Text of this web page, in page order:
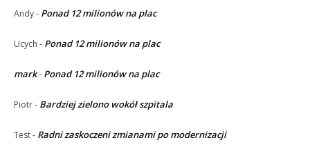
Andy- Ponad 12 milionów na plac
Ucych - Ponad 12 milionów na plac
mark- Ponad 12 milionów na plac
Piotr- Bardziej zielono wokół szpitala
Test- Radni zaskoczeni zmianami po modernizacji